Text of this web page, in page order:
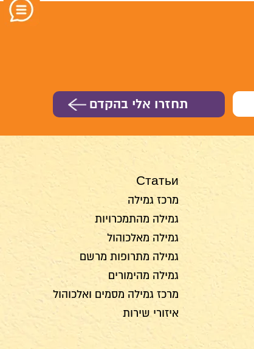
Статьи
מרכז גמילה
גמילה מהתמכרויות
גמילה מאלכוהול
גמילה מתרופות מרשם
גמילה מהימורים
מרכז גמילה מסמים ואלכוהול
איזורי שירות